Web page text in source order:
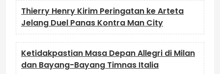
Thierry Henry Kirim Peringatan ke Arteta
Jelang Duel Panas Kontra Man City
Ketidakpastian Masa Depan Allegri di Milan
dan Bayang-Bayang Timnas Italia